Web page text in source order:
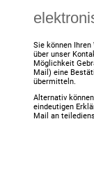
Sie können
über unser
Möglichkeit
Mail) eine
übermitteln.
Alternativ
eindeutigen
Mail an